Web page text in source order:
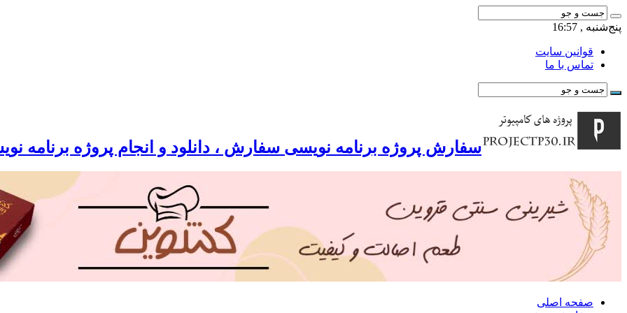
پنج‌شنبه , 16:57
قوانین سایت
تماس با ما
سفارش پروژه برنامه نویسی سفارش ، دانلود و انجام پروژه برنامه
صفحه اصلی